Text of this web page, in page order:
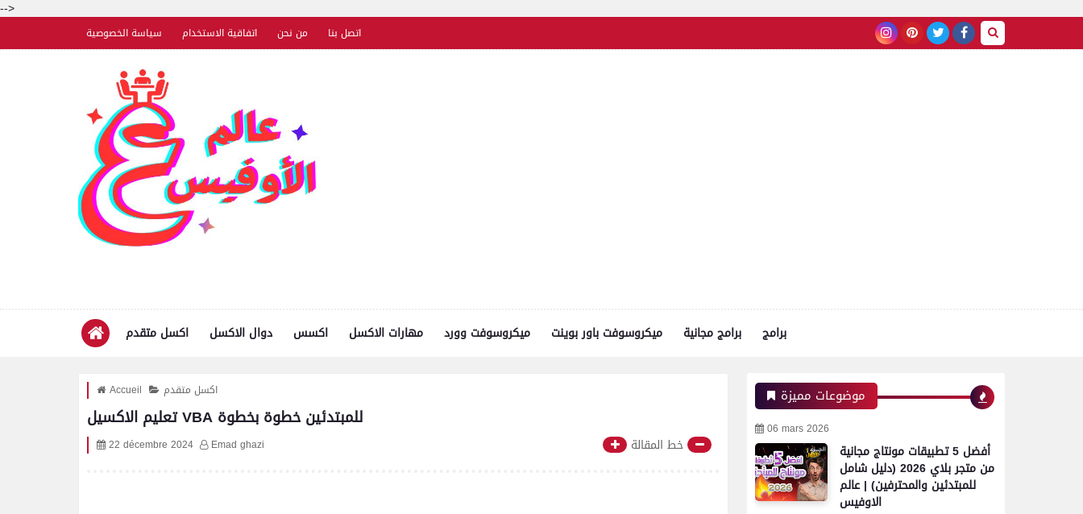
-->
سياسة الخصوصية اتفاقية الاستخدام من نحن اتصل بنا
اكسل متقدم دوال الاكسل اكسس مهارات الاكسل ميكروسوفت وورد ميكروسوفت باور بوينت برامج مجانية برامج
Accueil اكسل متقدم
تعليم الاكسيل VBA للمبتدئين خطوة بخطوة
22 décembre 2024 Emad ghazi خط المقالة
موضوعات مميزة
06 mars 2026
أفضل 5 تطبيقات مونتاج مجانية
من متجر بلاي 2026 (دليل شامل
للمبتدئين والمحترفين) | عالم
الاوفيس